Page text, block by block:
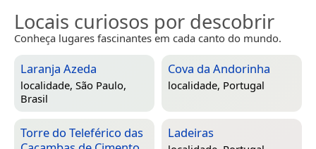
Locais curiosos por descobrir
Conheça lugares fascinantes em cada canto do mundo.
Laranja Azeda
localidade, São Paulo,
Brasil
Cova da Andorinha
localidade, Portugal
Torre do Teleférico das
Ladeiras